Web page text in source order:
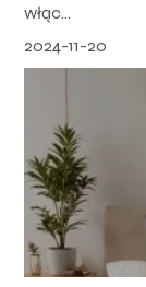
włąc...
2024-11-20